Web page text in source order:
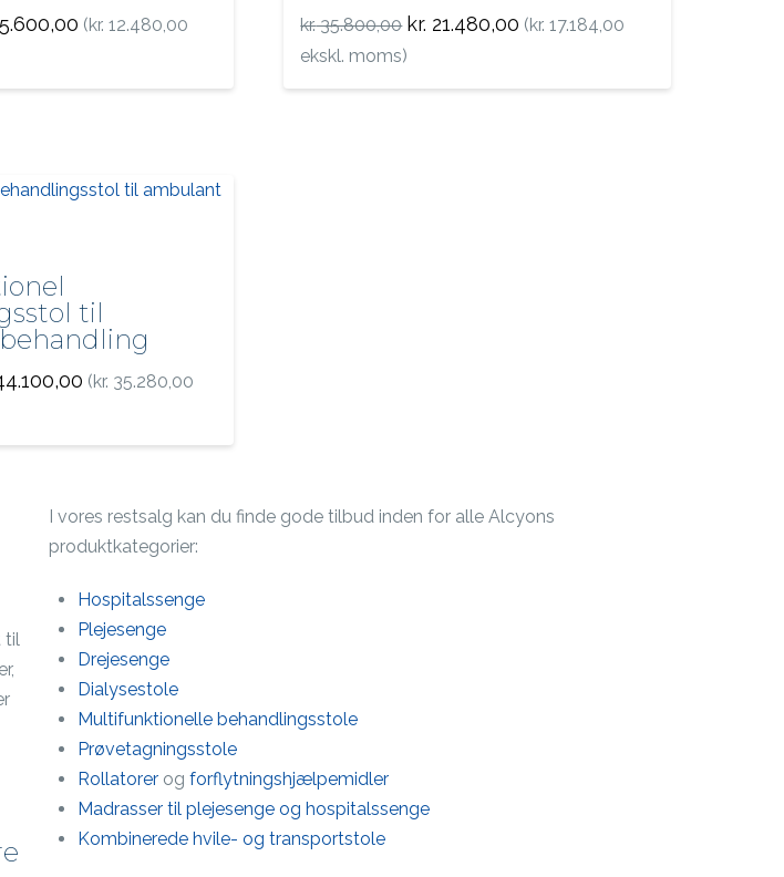
Den
aktuelle
kr. 15.600,00.
(kr. 12.480,00
kr.35.800,00 Den
oprindelige
pris
kr. 35.800,00.
kr. 21.480,00 Den
aktuelle
kr. 21.480,00.
(kr. 17.184,00
ekskl. moms)
til
Den
aktuelle
kr. 44.100,00.
(kr. 35.280,00
til
I vores restsalg kan du finde gode tilbud inden for alle Alcyons
produktkategorier:
Hospitalssenge
Plejesenge
Drejesenge
Dialysestole
Multifunktionelle behandlingsstole
Prøvetagningsstole
Rollatorer ogforflytningshjælpemidler
Madrasser til plejesenge og hospitalssenge
Kombinerede hvile- og transportstole